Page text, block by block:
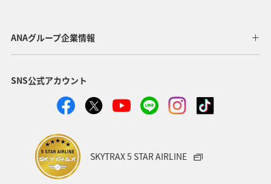
ANAグループ企業情報
SNS公式アカウント
SKYTRAX 5 STAR AIRLINE